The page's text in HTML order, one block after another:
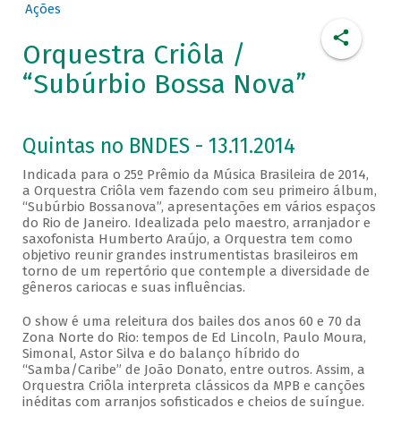
Ações
Orquestra Criôla /
“Subúrbio Bossa Nova”
Quintas no BNDES - 13.11.2014
Indicada para o 25º Prêmio da Música Brasileira de 2014,
a Orquestra Criôla vem fazendo com seu primeiro álbum,
“Subúrbio Bossanova”, apresentações em vários espaços
do Rio de Janeiro. Idealizada pelo maestro, arranjador e
saxofonista Humberto Araújo, a Orquestra tem como
objetivo reunir grandes instrumentistas brasileiros em
torno de um repertório que contemple a diversidade de
gêneros cariocas e suas influências.
O show é uma releitura dos bailes dos anos 60 e 70 da
Zona Norte do Rio: tempos de Ed Lincoln, Paulo Moura,
Simonal, Astor Silva e do balanço híbrido do
“Samba/Caribe” de João Donato, entre outros. Assim, a
Orquestra Criôla interpreta clássicos da MPB e canções
inéditas com arranjos sofisticados e cheios de suíngue.